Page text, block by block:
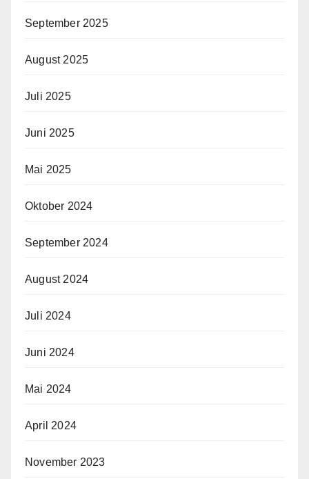
September 2025
August 2025
Juli 2025
Juni 2025
Mai 2025
Oktober 2024
September 2024
August 2024
Juli 2024
Juni 2024
Mai 2024
April 2024
November 2023